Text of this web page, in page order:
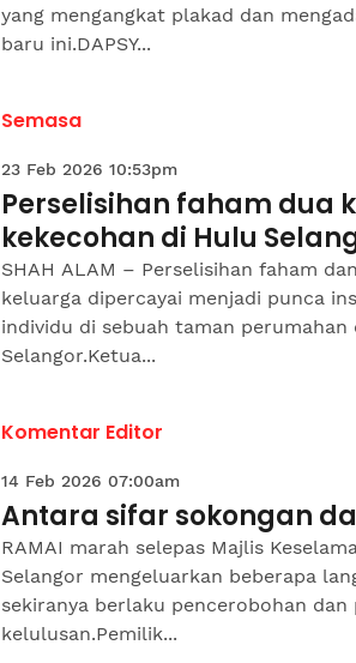
yang mengangkat plakad dan
baru ini.DAPSY...
Semasa
23 Feb 2026 10:53pm
Perselisihan faham dua
kekecohan di Hulu
SHAH ALAM – Perselisihan faham
keluarga dipercayai menjadi punca
individu di sebuah taman perumahan
Selangor.Ketua...
Komentar Editor
14 Feb 2026 07:00am
Antara sifar sokongan
RAMAI marah selepas Majlis
Selangor mengeluarkan beberapa
sekiranya berlaku pencerobohan
kelulusan.Pemilik...